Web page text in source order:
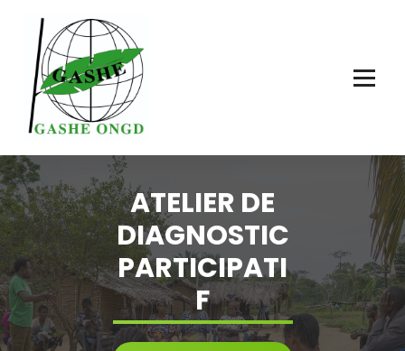
ATELIER DE
DIAGNOSTIC
PARTICIPATI
F